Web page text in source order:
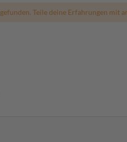
Teile deine Erfahrungen mit